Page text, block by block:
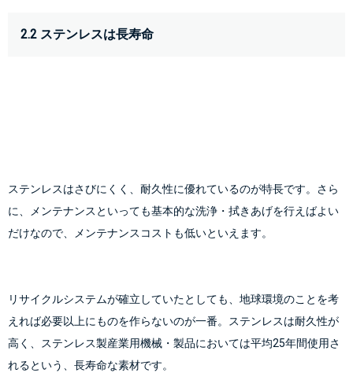
2.2 ステンレスは長寿命
ステンレスはさびにくく、耐久性に優れているのが特長です。さら
に、メンテナンスといっても基本的な洗浄・拭きあげを行えばよい
だけなので、メンテナンスコストも低いといえます。
リサイクルシステムが確立していたとしても、地球環境のことを考
えれば必要以上にものを作らないのが一番。ステンレスは耐久性が
高く、ステンレス製産業用機械・製品においては平均25年間使用さ
れるという、長寿命な素材です。